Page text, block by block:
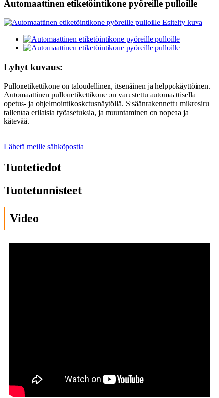
Automaattinen etiketöintikone pyöreille pulloille
Lyhyt kuvaus:
Pullonetikettikone on taloudellinen, itsenäinen ja helppokäyttöinen.
Automaattinen pullonetikettikone on varustettu automaattisella
opetus- ja ohjelmointikosketusnäytöllä. Sisäänrakennettu mikrosiru
tallentaa erilaisia ​​työasetuksia, ja muuntaminen on nopeaa ja
kätevää.
Lähetä meille sähköpostia
Tuotetiedot
Tuotetunnisteet
Video